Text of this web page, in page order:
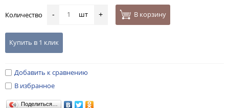
Количество - шт + В корзину
Купить в 1 клик
Добавить к сравнению
В избранное
Поделиться…